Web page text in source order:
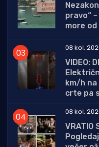
pravo“
more od
08 kol.
VIDEO:
km/h
crte pa
08 kol.
VRATIO